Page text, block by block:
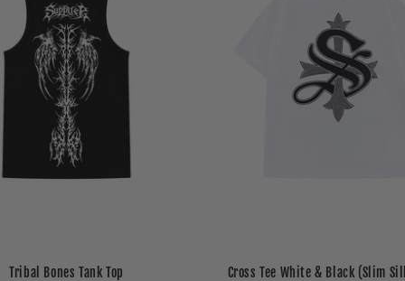
Tribal Bones Tank Top Cross Tee White & Black (Slim